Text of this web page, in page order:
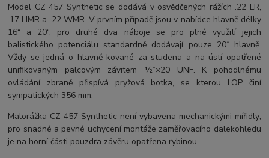
Model CZ 457 Synthetic se dodává v osvědčených rážích .22 LR,
.17 HMR a .22 WMR. V prvním případě jsou v nabídce hlavně délky
16“ a 20“, pro druhé dva náboje se pro plné využití jejich
balistického potenciálu standardně dodávají pouze 20“ hlavně.
Vždy se jedná o hlavně kované za studena a na ústí opatřené
unifikovaným palcovým závitem ½“×20 UNF. K pohodlnému
ovládání zbraně přispívá pryžová botka, se kterou LOP činí
sympatických 356 mm.
Malorážka CZ 457 Synthetic není vybavena mechanickými mířidly;
pro snadné a pevné uchycení montáže zaměřovacího dalekohledu
je na horní části pouzdra závěru opatřena rybinou.